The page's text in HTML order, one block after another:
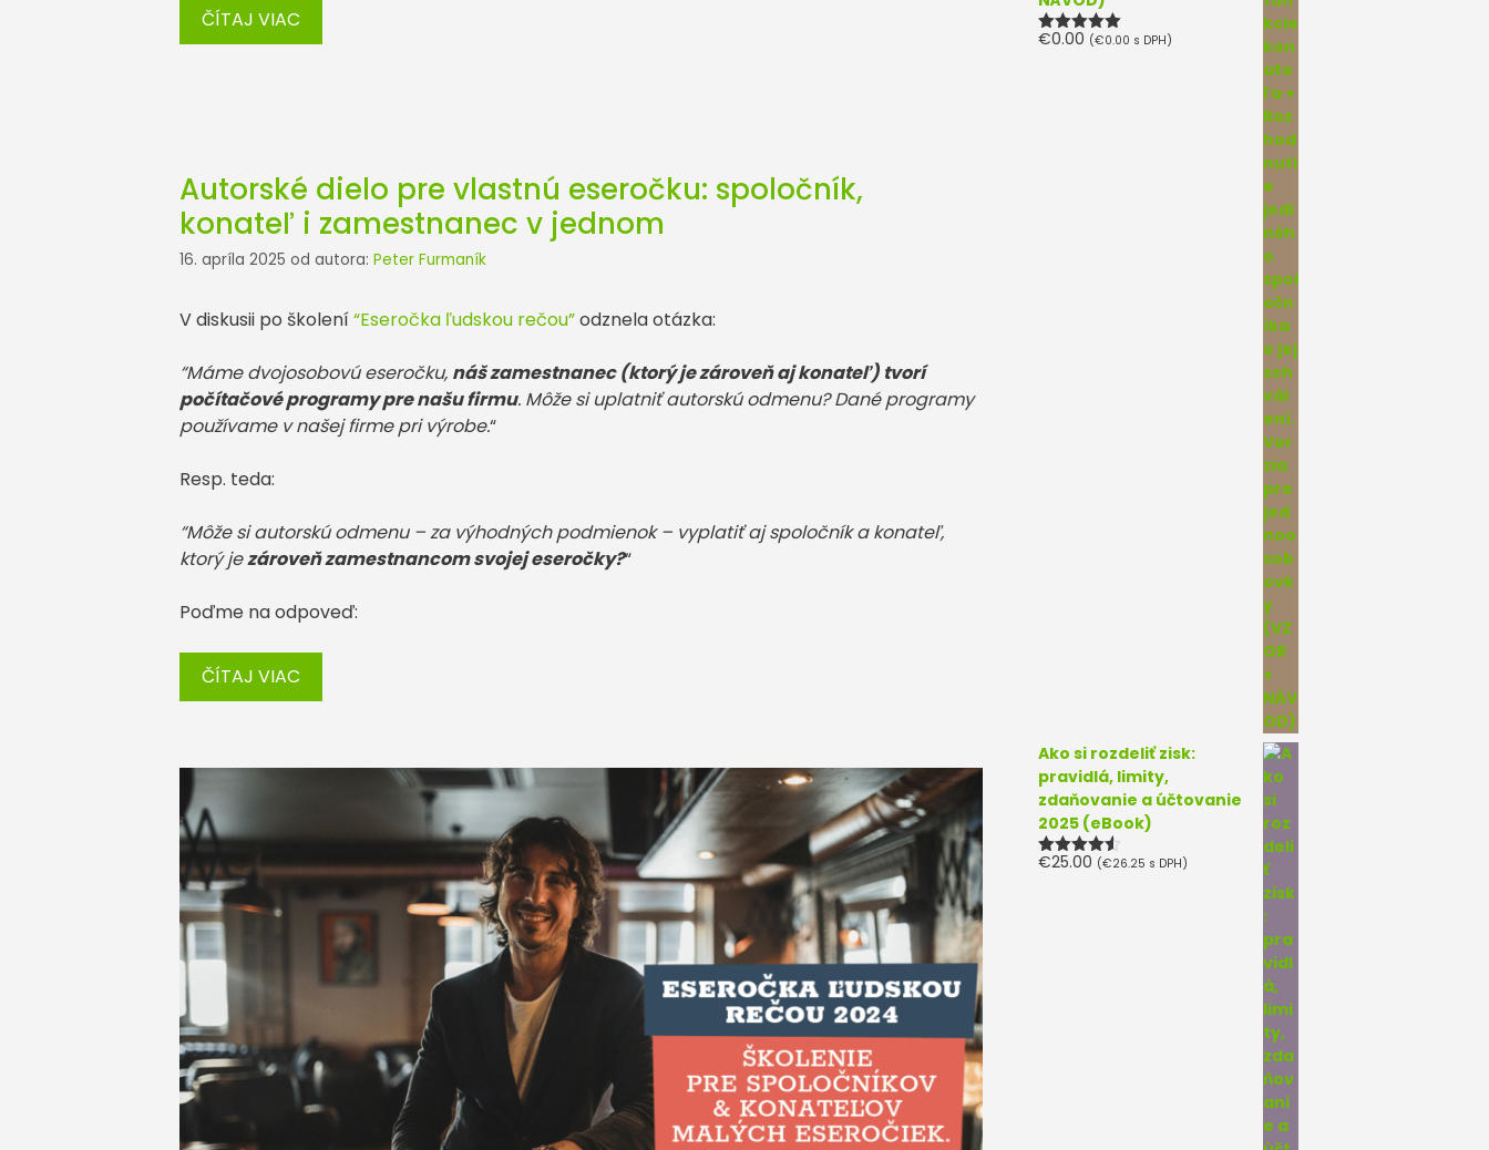
ČÍTAJ VIAC
Autorské dielo pre vlastnú eseročku: spoločník,
konateľ i zamestnanec v jednom
16. apríla 2025 od autora: Peter Furmaník
V diskusii po školení“Eseročka ľudskou rečou”odznela otázka:
“Máme dvojosobovú eseročku, náš zamestnanec (ktorý je zároveň aj konateľ) tvorí
počítačové programy pre našu firmu. Môže si uplatniť autorskú odmenu? Dané programy
používame v našej firme pri výrobe.“
Resp. teda:
“Môže si autorskú odmenu – za výhodných podmienok – vyplatiť aj spoločník a konateľ,
ktorý jezároveň zamestnancom svojej eseročky?“
Poďme na odpoveď:
ČÍTAJ VIAC
Hodnotenie
€0.00 (€0.00 s DPH)
Ako si rozdeliť zisk:
pravidlá, limity,
zdaňovanie a účtovanie
2025 (eBook)
Hodnotenie
€25.00 (€26.25 s DPH)